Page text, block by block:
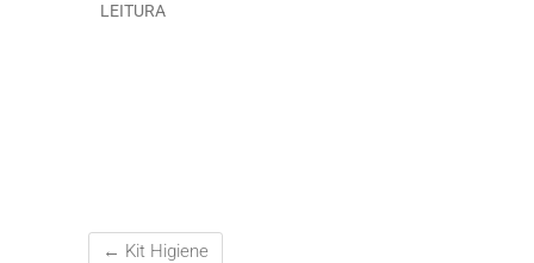
LEITURA
← Kit Higiene